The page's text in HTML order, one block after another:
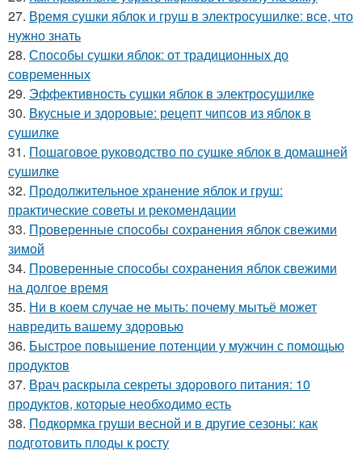
27. Время сушки яблок и груш в электросушилке: все, что
нужно знать
28. Способы сушки яблок: от традиционных до
современных
29. Эффективность сушки яблок в электросушилке
30. Вкусные и здоровые: рецепт чипсов из яблок в
сушилке
31. Пошаговое руководство по сушке яблок в домашней
сушилке
32. Продолжительное хранение яблок и груш:
практические советы и рекомендации
33. Проверенные способы сохранения яблок свежими
зимой
34. Проверенные способы сохранения яблок свежими
на долгое время
35. Ни в коем случае не мыть: почему мытьё может
навредить вашему здоровью
36. Быстрое повышение потенции у мужчин с помощью
продуктов
37. Врач раскрыла секреты здорового питания: 10
продуктов, которые необходимо есть
38. Подкормка груши весной и в другие сезоны: как
подготовить плоды к росту